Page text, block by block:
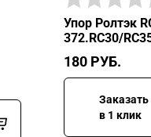
Упор Ролтэк
372.RC30/
180 РУБ.
Заказать
в 1 клик